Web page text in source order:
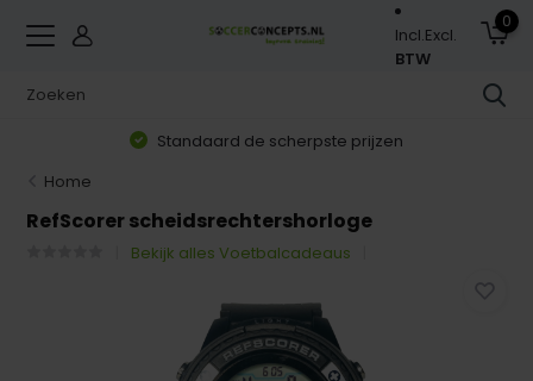
Incl.Excl.
BTW
0
Standaard de scherpste prijzen
Home
RefScorer scheidsrechtershorloge
Bekijk alles Voetbalcadeaus